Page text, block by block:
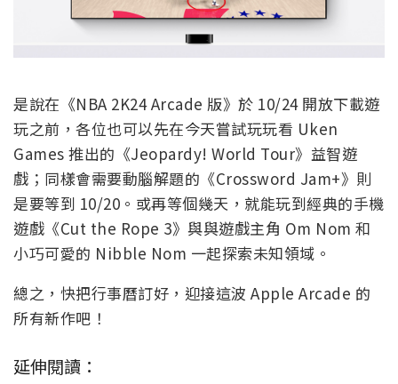
是說在《NBA 2K24 Arcade 版》於 10/24 開放下載遊
玩之前，各位也可以先在今天嘗試玩玩看 Uken
Games 推出的《Jeopardy! World Tour》益智遊
戲；同樣會需要動腦解題的《Crossword Jam+》則
是要等到 10/20。或再等個幾天，就能玩到經典的手機
遊戲《Cut the Rope 3》與與遊戲主角 Om Nom 和
小巧可愛的 Nibble Nom 一起探索未知領域。
總之，快把行事曆訂好，迎接這波 Apple Arcade 的
所有新作吧！
延伸閱讀：